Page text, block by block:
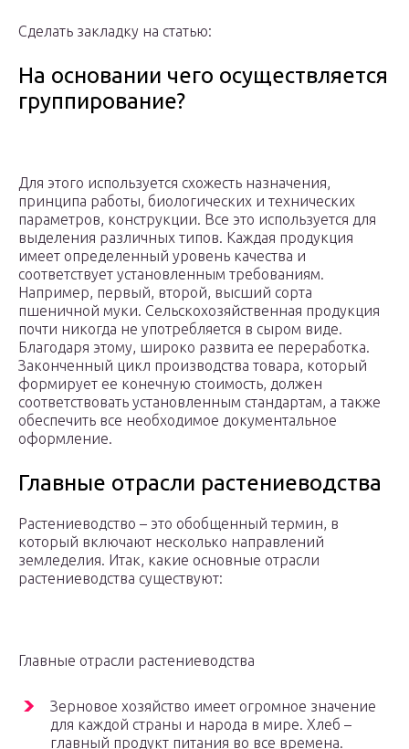
Сделать закладку на статью:
На основании чего осуществляется
группирование?
Для этого используется схожесть назначения,
принципа работы, биологических и технических
параметров, конструкции. Все это используется для
выделения различных типов. Каждая продукция
имеет определенный уровень качества и
соответствует установленным требованиям.
Например, первый, второй, высший сорта
пшеничной муки. Сельскохозяйственная продукция
почти никогда не употребляется в сыром виде.
Благодаря этому, широко развита ее переработка.
Законченный цикл производства товара, который
формирует ее конечную стоимость, должен
соответствовать установленным стандартам, а также
обеспечить все необходимое документальное
оформление.
Главные отрасли растениеводства
Растениеводство – это обобщенный термин, в
который включают несколько направлений
земледелия. Итак, какие основные отрасли
растениеводства существуют:
Главные отрасли растениеводства
Зерновое хозяйство имеет огромное значение
для каждой страны и народа в мире. Хлеб –
главный продукт питания во все времена.